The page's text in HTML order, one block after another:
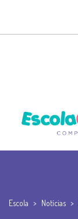
Escola > Notícias >